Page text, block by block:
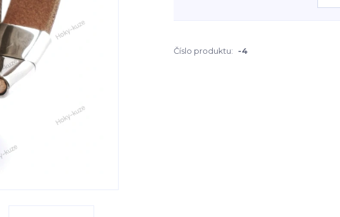
Číslo produktu: -4